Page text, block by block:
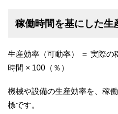
稼働時間を基にした生
生産効率（可動率） ＝ 実際の
時間 × 100（％）
機械や設備の生産効率を、稼
標です。